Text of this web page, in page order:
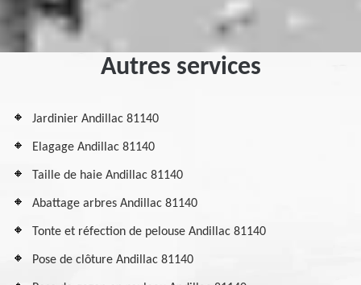
Autres services
Jardinier Andillac 81140
Elagage Andillac 81140
Taille de haie Andillac 81140
Abattage arbres Andillac 81140
Tonte et réfection de pelouse Andillac 81140
Pose de clôture Andillac 81140